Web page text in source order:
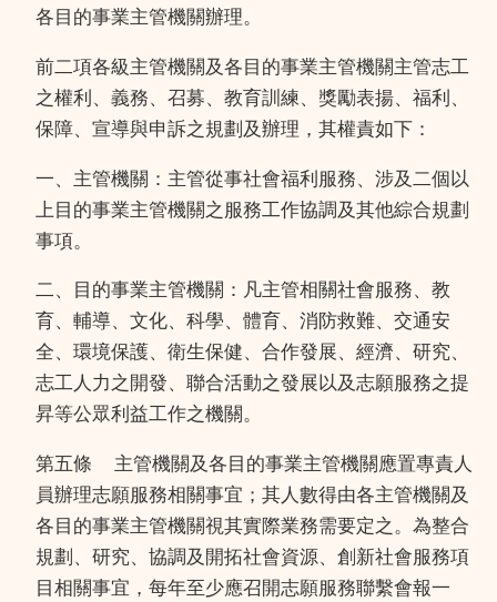
各目的事業主管機關辦理。
前二項各級主管機關及各目的事業主管機關主管志工
之權利、義務、召募、教育訓練、獎勵表揚、福利、
保障、宣導與申訴之規劃及辦理，其權責如下：
一、主管機關：主管從事社會福利服務、涉及二個以
上目的事業主管機關之服務工作協調及其他綜合規劃
事項。
二、目的事業主管機關：凡主管相關社會服務、教
育、輔導、文化、科學、體育、消防救難、交通安
全、環境保護、衛生保健、合作發展、經濟、研究、
志工人力之開發、聯合活動之發展以及志願服務之提
昇等公眾利益工作之機關。
第五條
主管機關及各目的事業主管機關應置專責人
員辦理志願服務相關事宜；其人數得由各主管機關及
各目的事業主管機關視其實際業務需要定之。為整合
規劃、研究、協調及開拓社會資源、創新社會服務項
目相關事宜，每年至少應召開志願服務聯繫會報一